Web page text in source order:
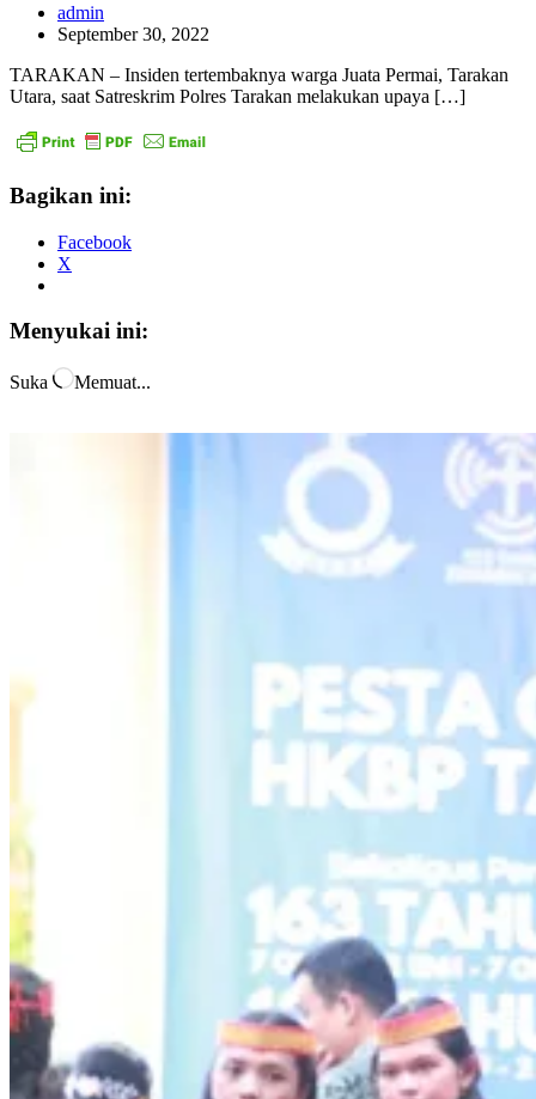
admin
September 30, 2022
TARAKAN – Insiden tertembaknya warga Juata Permai, Tarakan
Utara, saat Satreskrim Polres Tarakan melakukan upaya […]
Bagikan ini:
Facebook
X
Menyukai ini:
Suka Memuat...